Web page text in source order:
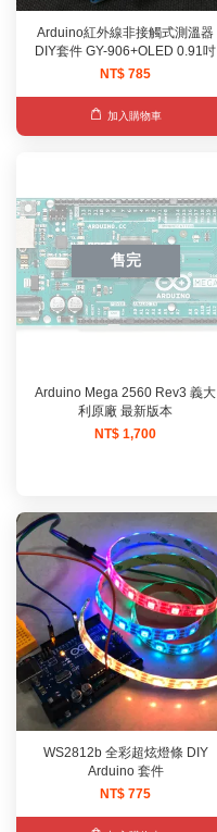
Arduino紅外線非接觸式測溫器
DIY套件 GY-906+OLED 0.91吋
NT$ 785
加入購物車
售完
Arduino Mega 2560 Rev3 義大
利原廠 最新版本
NT$ 1,700
WS2812b 全彩超炫燈條 DIY
Arduino 套件
NT$ 775